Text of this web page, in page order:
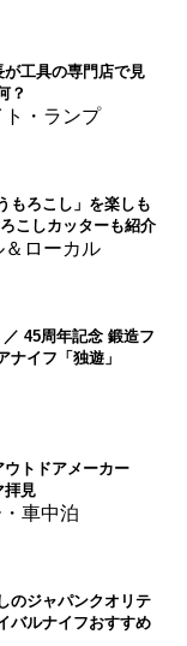
工具の専門店で見
？
ト・ランプ
もろこし」を楽しも
こしカッターも紹介
ローカル
45周年記念 鍛造フ
ナイフ「独遊」
トドアメーカー
拝見
車中泊
のジャパンクオリテ
バルナイフおすすめ